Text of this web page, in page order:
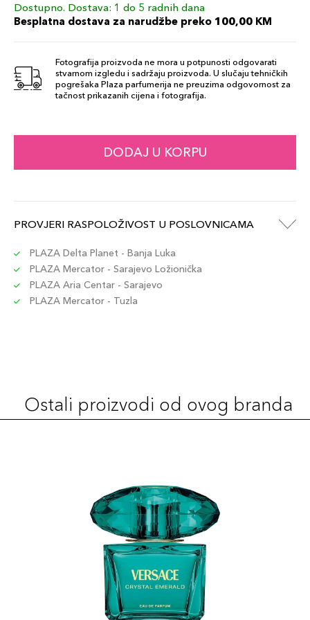
Dostupno. Dostava: 1 do 5 radnih dana
Besplatna dostava za narudžbe preko 100,00 KM
Fotografija proizvoda ne mora u potpunosti odgovarati
stvarnom izgledu i sadržaju proizvoda. U slučaju tehničkih
pogrešaka Plaza parfumerija ne preuzima odgovornost za
tačnost prikazanih cijena i fotografija.
DODAJ U KORPU
PROVJERI RASPOLOŽIVOST U POSLOVNICAMA
PLAZA Delta Planet - Banja Luka
PLAZA Mercator - Sarajevo Ložionička
PLAZA Aria Centar - Sarajevo
PLAZA Mercator - Tuzla
Ostali proizvodi od ovog branda